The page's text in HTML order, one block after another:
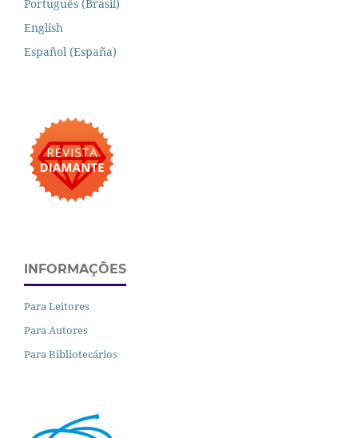
Português (Brasil)
English
Español (España)
INFORMAÇÕES
Para Leitores
Para Autores
Para Bibliotecários